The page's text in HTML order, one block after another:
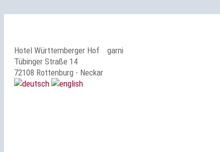
Hotel Württemberger Hof
garni
Tübinger Straße 14
72108 Rottenburg - Neckar